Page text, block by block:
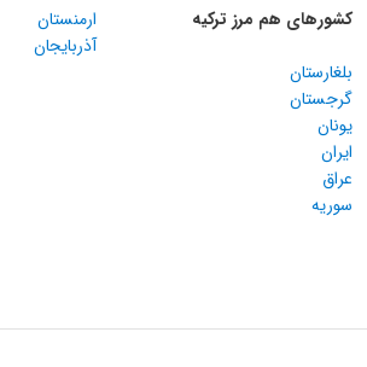
کشورهای هم مرز ترکیه
ارمنستان
آذربایجان
بلغارستان
گرجستان
یونان
ایران
عراق
سوریه